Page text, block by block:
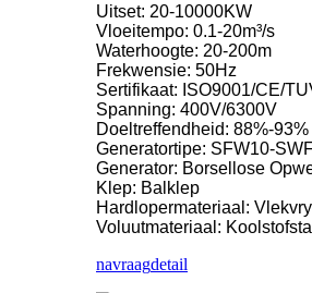
Uitset: 20-10000KW
Vloeitempo: 0.1-20m³/s
Waterhoogte: 20-200m
Frekwensie: 50Hz
Sertifikaat: ISO9001/CE/
Spanning: 400V/6300V
Doeltreffendheid: 88%-93%
Generatortipe: SFW10-
Generator: Borsellose
Klep: Balklep
Hardlopermateriaal:
Voluutmateriaal:
navraagdetail